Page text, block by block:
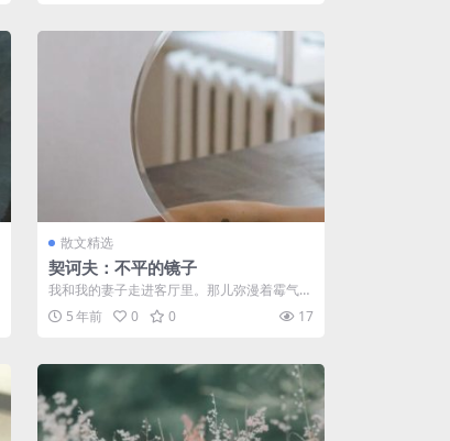
散文精选
契诃夫：不平的镜子
我和我的妻子走进客厅里。那儿弥漫着霉气和
潮气。房间已经有整整一个世纪不见亮光，
等...5 年前 0 0 17